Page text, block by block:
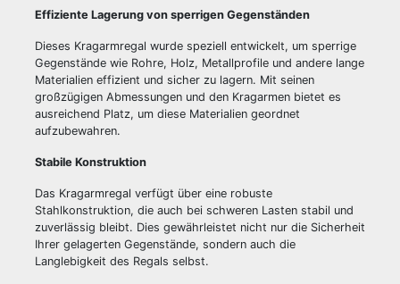
Effiziente Lagerung von sperrigen Gegenständen
Dieses Kragarmregal wurde speziell entwickelt, um sperrige
Gegenstände wie Rohre, Holz, Metallprofile und andere lange
Materialien effizient und sicher zu lagern. Mit seinen
großzügigen Abmessungen und den Kragarmen bietet es
ausreichend Platz, um diese Materialien geordnet
aufzubewahren.
Stabile Konstruktion
Das Kragarmregal verfügt über eine robuste
Stahlkonstruktion, die auch bei schweren Lasten stabil und
zuverlässig bleibt. Dies gewährleistet nicht nur die Sicherheit
Ihrer gelagerten Gegenstände, sondern auch die
Langlebigkeit des Regals selbst.